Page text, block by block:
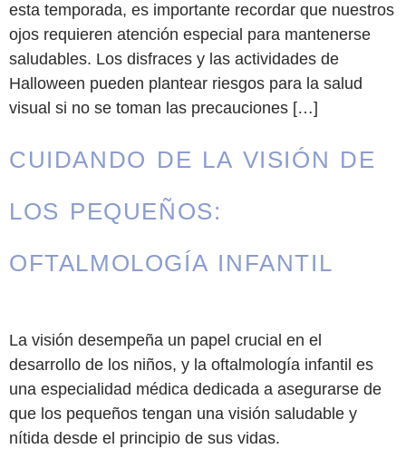
esta temporada, es importante recordar que nuestros
ojos requieren atención especial para mantenerse
saludables. Los disfraces y las actividades de
Halloween pueden plantear riesgos para la salud
visual si no se toman las precauciones […]
CUIDANDO DE LA VISIÓN DE
LOS PEQUEÑOS:
OFTALMOLOGÍA INFANTIL
La visión desempeña un papel crucial en el
desarrollo de los niños, y la oftalmología infantil es
una especialidad médica dedicada a asegurarse de
que los pequeños tengan una visión saludable y
nítida desde el principio de sus vidas.